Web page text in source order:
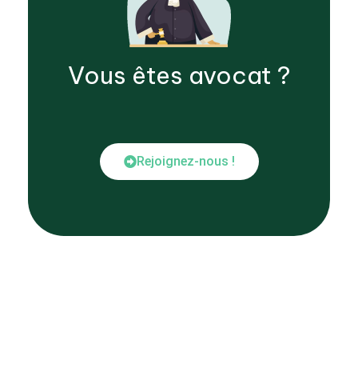
Vous êtes avocat ?
Rejoignez-nous !